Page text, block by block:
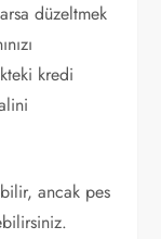
düzeltmek
kredi
ancak pes